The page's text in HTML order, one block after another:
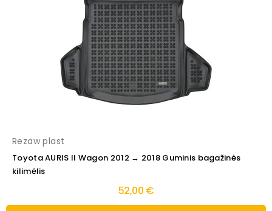
Rezaw plast
Toyota AURIS II Wagon 2012 → 2018 Guminis bagažinės
kilimėlis
52,00 €